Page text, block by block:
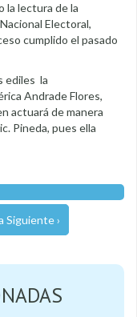
la lectura de la
Electoral,
cumplido el pasado
ediles la
Andrade Flores,
actuará de manera
Pineda, pues ella
Siguiente ›